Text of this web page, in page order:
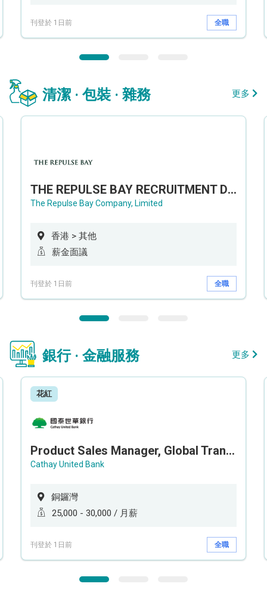
刊登於 1日前 全職
清潔 · 包裝 · 雜務 更多
THE REPULSE BAY RECRUITMENT DAY 淺水灣影灣園人才招聘會
The Repulse Bay Company, Limited
香港 > 其他
薪金面議
刊登於 1日前 全職
銀行 · 金融服務 更多
花紅
Product Sales Manager, Global Transaction Service (GTS)
Cathay United Bank
銅鑼灣
25,000 - 30,000 / 月薪
刊登於 1日前 全職